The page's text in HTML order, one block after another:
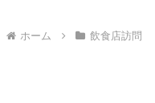
ホーム 飲食店訪問